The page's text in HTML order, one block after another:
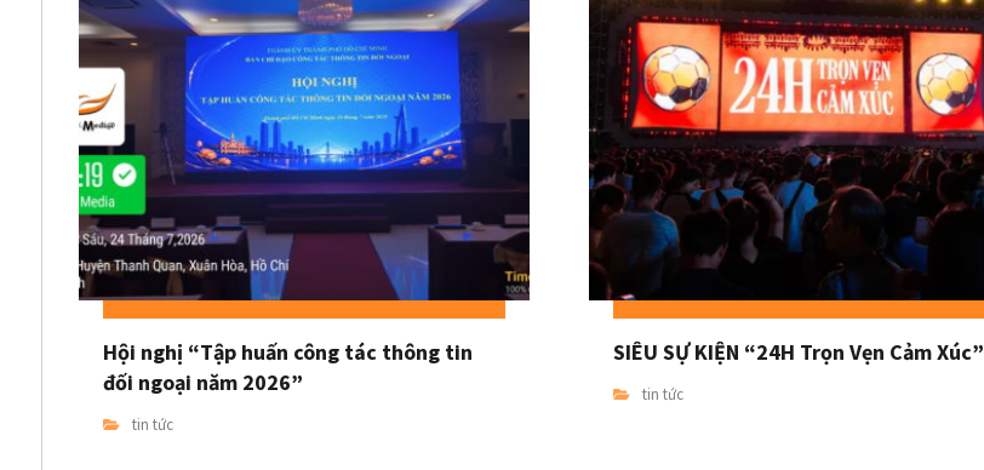
Hội nghị “Tập huấn công tác thông tin
đối ngoại năm 2026”
tin tức
SIÊU SỰ KIỆN “24H Trọn Vẹn Cảm Xúc”
tin tức